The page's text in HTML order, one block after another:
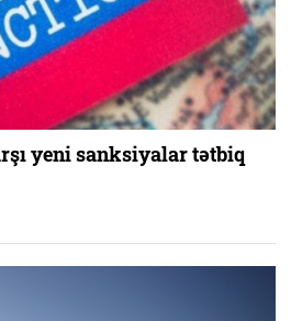
yeni sanksiyalar tətbiq